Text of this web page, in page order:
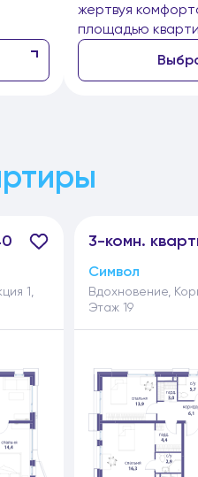
жертвуя
площадью
1,
3-комн.
Символ
Вдохновение,
Этаж 19